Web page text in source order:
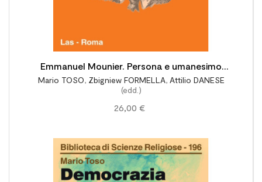
Emmanuel Mounier. Persona e umanesimo
relazionale. Nel Centenario della nascita
Mario TOSO, Zbigniew FORMELLA, Attilio DANESE
(edd.)
26,00 €